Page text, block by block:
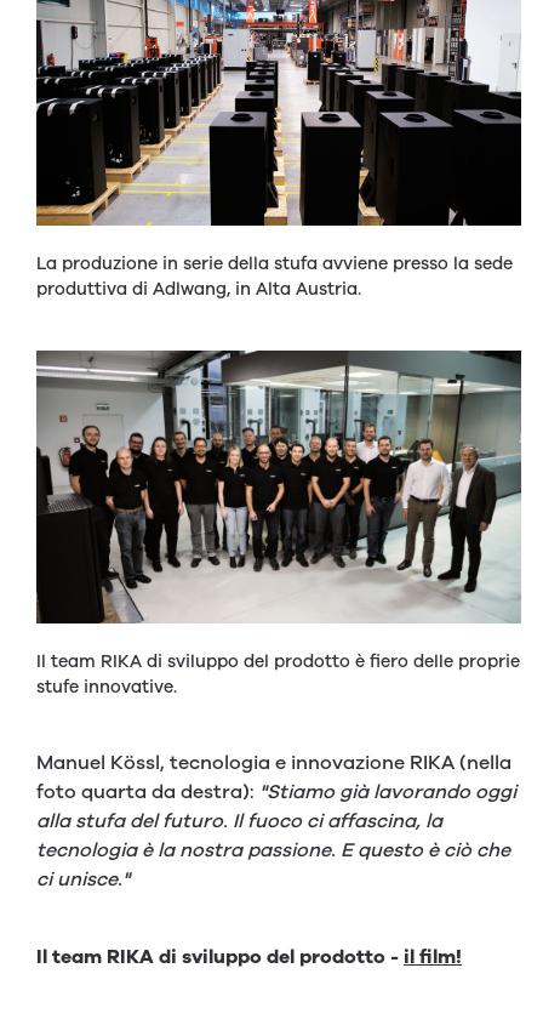
La produzione in serie della stufa avviene presso la sede
produttiva di Adlwang, in Alta Austria.
Il team RIKA di sviluppo del prodotto è fiero delle proprie
stufe innovative.
Manuel Kössl, tecnologia e innovazione RIKA (nella
foto quarta da destra): "Stiamo già lavorando oggi
alla stufa del futuro. Il fuoco ci affascina, la
tecnologia è la nostra passione. E questo è ciò che
ci unisce."
Il team RIKA di sviluppo del prodotto -il film!